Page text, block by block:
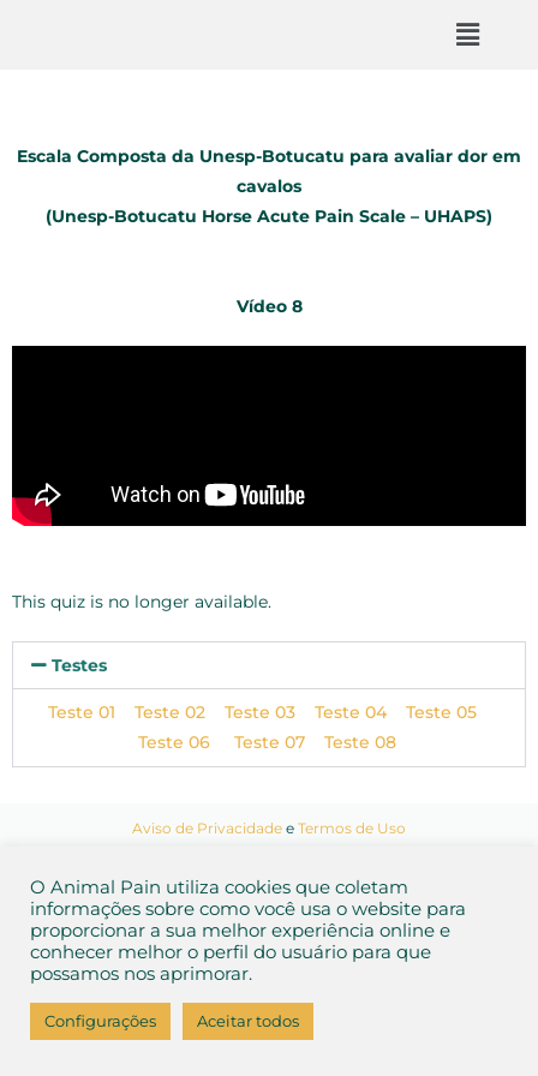
Escala Composta da Unesp-Botucatu para avaliar dor em
cavalos
(Unesp-Botucatu Horse Acute Pain Scale – UHAPS)
Vídeo 8
This quiz is no longer available.
Testes
Teste 01 Teste 02 Teste 03 Teste 04
Teste 05
Teste 06 Teste 07 Teste 08
Aviso de Privacidade e Termos de Uso
O Animal Pain utiliza cookies que coletam
informações sobre como você usa o website para
proporcionar a sua melhor experiência online e
conhecer melhor o perfil do usuário para que
possamos nos aprimorar.
Configurações Aceitar todos